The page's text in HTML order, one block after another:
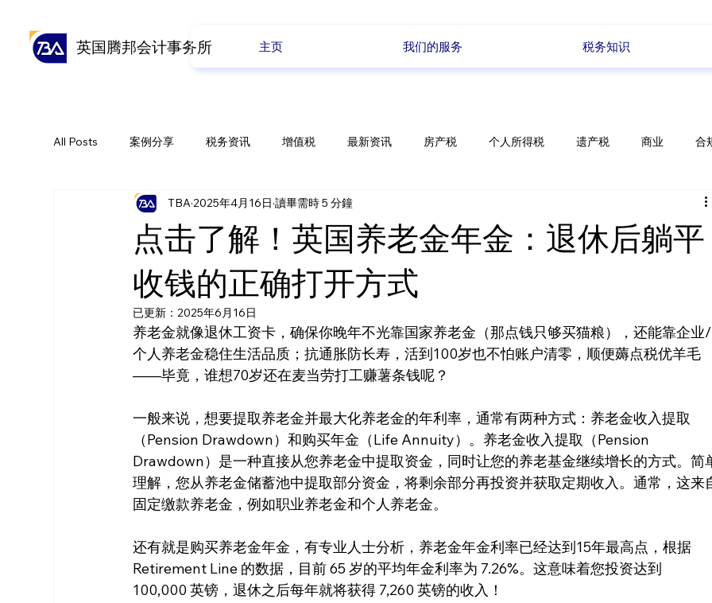
英国腾邦会计事务所 主页 我们的服务 税务知识
All Posts 案例分享 税务资讯 增值税 最新资讯 房产税 个人所得税 遗产税 商业 合
会计业务 养老金 公司业务
点击了解！英国养老金年金：退休后躺平
收钱的正确打开方式
TBA2025年4月16日 讀畢需時 5 分鐘
已更新：2025年6月16日
养老金就像退休工资卡，确保你晚年不光靠国家养老金（那点钱只够买猫粮），还能靠企业/
个人养老金稳住生活品质；抗通胀防长寿，活到100岁也不怕账户清零，顺便薅点税优羊毛
——毕竟，谁想70岁还在麦当劳打工赚薯条钱呢？
一般来说，想要提取养老金并最大化养老金的年利率，通常有两种方式：养老金收入提取
（Pension Drawdown）和购买年金（Life Annuity）。养老金收入提取（Pension
Drawdown）是一种直接从您养老金中提取资金，同时让您的养老基金继续增长的方式。简
理解，您从养老金储蓄池中提取部分资金，将剩余部分再投资并获取定期收入。通常，这来
固定缴款养老金，例如职业养老金和个人养老金。
还有就是购买养老金年金，有专业人士分析，养老金年金利率已经达到15年最高点，根据
Retirement Line 的数据，目前 65 岁的平均年金利率为 7.26%。这意味着您投资达到
100,000 英镑，退休之后每年就将获得 7,260 英镑的收入！